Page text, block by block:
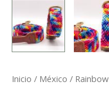
Inicio / México / Rainbow